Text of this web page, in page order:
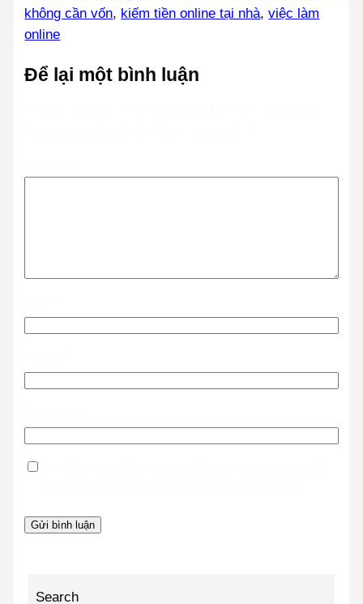
không cần vốn, kiếm tiền online tại nhà, việc làm
online
Để lại một bình luận
Search